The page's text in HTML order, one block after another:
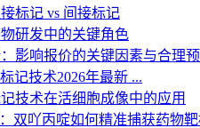
标记 vs 间接标记
研发中的关键角色
影响报价的关键因素与合理
记技术2026年最新 ...
技术在活细胞成像中的应用
双吖丙啶如何精准捕获药物